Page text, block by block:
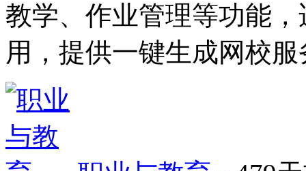
教学、作业管理等功能
用，提供一键生成网校